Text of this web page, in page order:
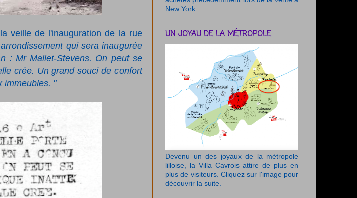
veille de l'inauguration de la rue
qui sera inaugurée
: Mr Mallet-Stevens. On peut se
crée. Un grand souci de confort
immeubles. "
New York.
UN JOYAU DE LA MÉTROPOLE
Devenu un des joyaux de la métropole
lilloise, la Villa Cavrois attire de plus en
plus de visiteurs. Cliquez sur l'image pour
découvrir la suite.